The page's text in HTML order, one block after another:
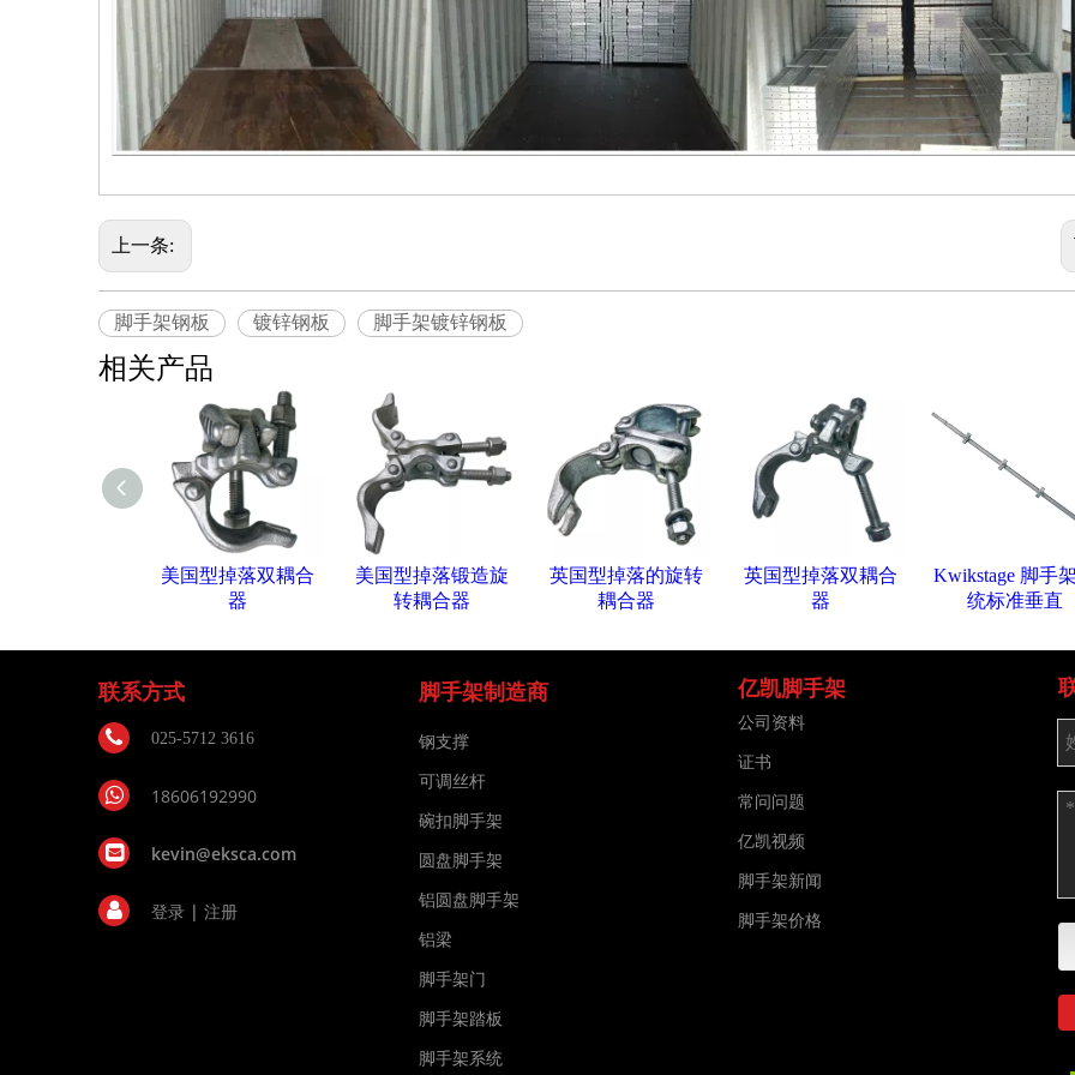
上一条:
脚手架钢板 镀锌钢板 脚手架镀锌钢板
相关产品
美国型掉落双耦合
器
美国型掉落锻造旋
转耦合器
英国型掉落的旋转
耦合器
英国型掉落双耦合
器
Kwikstage 脚手
统标准垂直
联系方式
025-5712 3616
18606192990
kevin@eksca.com
登录 |注册
脚手架制造商
钢支撑
可调丝杆
碗扣脚手架
圆盘脚手架
铝圆盘脚手架
铝梁
脚手架门
脚手架踏板
脚手架系统
亿凯脚手架
公司资料
证书
常问问题
亿凯视频
脚手架新闻
脚手架价格